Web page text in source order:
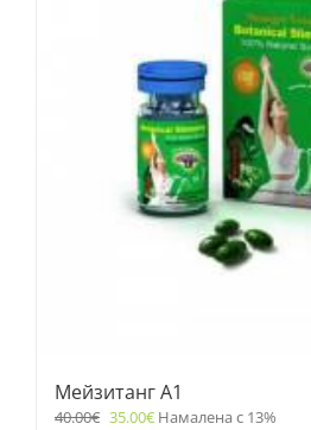
Мейзитанг A1
40.00€ 35.00€ Намалена с 13%